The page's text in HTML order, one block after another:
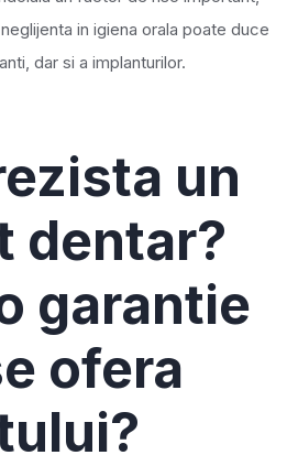
in igiena orala poate duce
dar si a implanturilor.
un
dentar?
garantie
ofera